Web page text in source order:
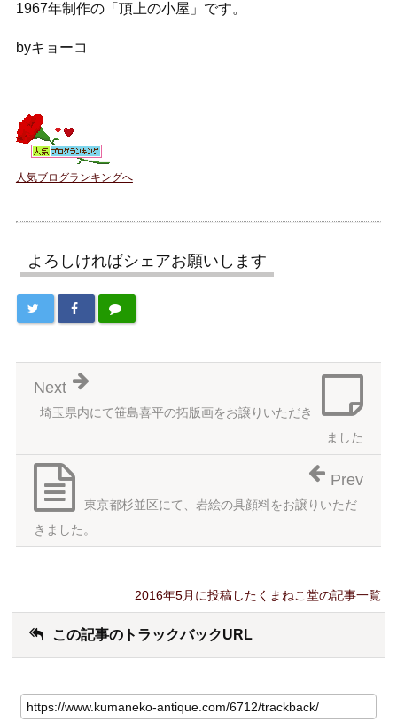
1967年制作の「頂上の小屋」です。
byキョーコ
人気ブログランキングへ
よろしければシェアお願いします
埼玉県内にて笹島喜平の拓版画をお譲りいただき
ました
Next
東京都杉並区にて、岩絵の具顔料をお譲りいただ
きました。
Prev
2016年5月に投稿したくまねこ堂の記事一覧
この記事のトラックバックURL